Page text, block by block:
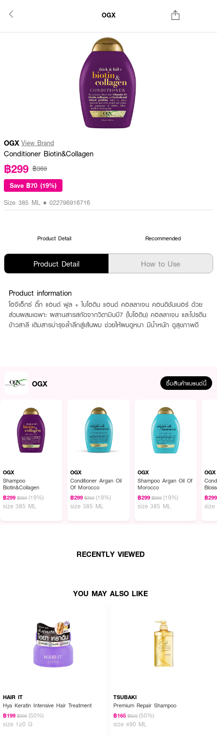
OGX
OGX View Brand
Conditioner Biotin&Collagen
฿299 ฿369
Save ฿70 (19%)
Size 385 ML • 022796916716
Product Detail Recommended
Product Detail How to Use
Product information
โอจีเอ็กซ์ ติ๊ก แอนด์ ฟูล + ไบโอติน แอนด์ คอลลาเจน คอนดิชันเนอร์ ด้วย
ส่วนผสมเฉพาะ ผสานสารสกัดจากวิตามินบี7 (ไบโอติน) คอลลาเจน และโปรตีน
ข้าวสาลี เติมสารบำรุงล้ำลึกสู่เส้นผม ช่วยให้ผมดูหนา มีน้ำหนัก ดูสุขภาพดี
OGX ซื้อสินค้าแบรนด์นี้
OGX
Shampoo
Biotin&Collagen
฿299 ฿369 (19%)
size 385 ML
OGX
Conditioner Argan Oil
Of Morocco
฿299 ฿369 (19%)
size 385 ML
OGX
Shampoo Argan Oil Of
Morocco
฿299 ฿369 (19%)
size 385 ML
OGX
฿299
size
RECENTLY VIEWED
YOU MAY ALSO LIKE
HAIR IT
Hya Keratin Intensive Hair Treatment
฿199 ฿395 (50%)
size 120 G
TSUBAKI
Premium Repair Shampoo
฿165 ฿329 (50%)
size 490 ML